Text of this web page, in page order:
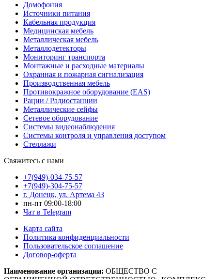
Домофония
Источники питания
Кабельная продукция
Медицинская мебель
Металлическая мебель
Металлодетекторы
Мониторинг транспорта
Монтажные и расходные материалы
Охранная и пожарная сигнализация
Производственная мебель
Противокражное оборудование (EAS)
Рации / Радиостанции
Металлические сейфы
Сетевое оборудование
Системы видеонаблюдения
Системы контроля и управления доступом
Стеллажи
Свяжитесь с нами
+7(949)-034-75-57
+7(949)-304-75-57
г. Донецк, ул. Артема 43
пн-пт 09:00-18:00
Чат в Telegram
Карта сайта
Политика конфиденциальности
Пользовательское соглашение
Договор-оферта
Наименование организации: ОБЩЕСТВО С